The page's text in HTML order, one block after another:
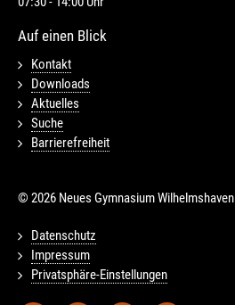
Auf einen Blick
Kontakt
Downloads
Aktuelles
Suche
Barrierefreiheit
© 2026 Neues Gymnasium Wilhelmshaven
Datenschutz
Impressum
Privatsphäre-Einstellungen